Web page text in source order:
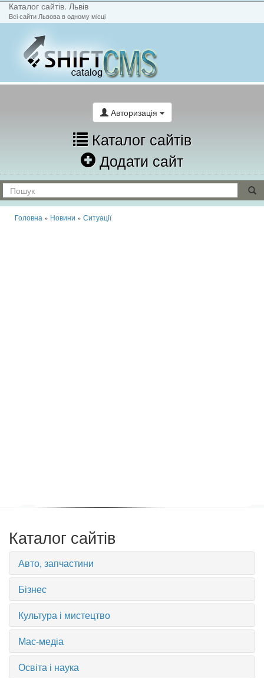
Каталог сайтів. Львів
Всі сайти Львова в одному місці
Авторизація
Каталог сайтів
Додати сайт
Головна » Новини » Ситуації
Каталог сайтів
Авто, запчастини
Бізнес
Культура і мистецтво
Мас-медіа
Освіта і наука